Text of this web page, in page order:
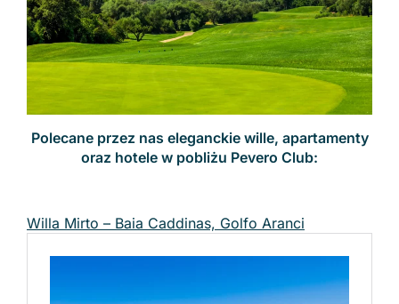
Polecane przez nas eleganckie wille, apartamenty
oraz hotele w pobliżu Pevero Club:
Willa Mirto – Baia Caddinas, Golfo Aranci